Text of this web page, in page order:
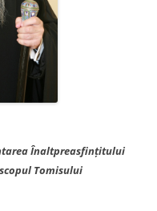
Înaltpreasfințitului
Tomisului